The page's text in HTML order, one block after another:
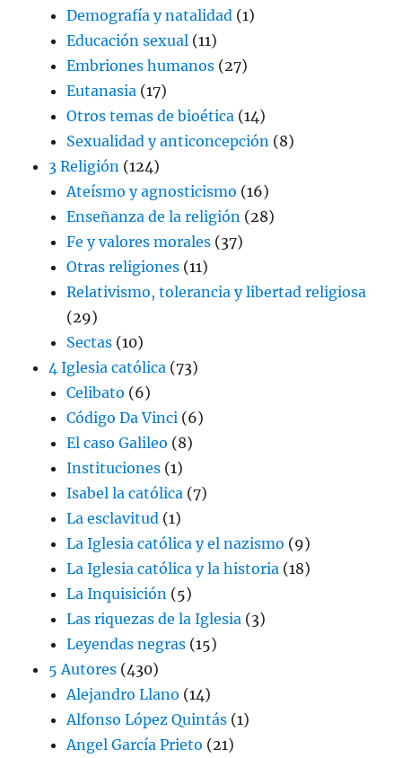
Demografía y natalidad (1)
Educación sexual (11)
Embriones humanos (27)
Eutanasia (17)
Otros temas de bioética (14)
Sexualidad y anticoncepción (8)
3 Religión (124)
Ateísmo y agnosticismo (16)
Enseñanza de la religión (28)
Fe y valores morales (37)
Otras religiones (11)
Relativismo, tolerancia y libertad religiosa
(29)
Sectas (10)
4 Iglesia católica (73)
Celibato (6)
Código Da Vinci (6)
El caso Galileo (8)
Instituciones (1)
Isabel la católica (7)
La esclavitud (1)
La Iglesia católica y el nazismo (9)
La Iglesia católica y la historia (18)
La Inquisición (5)
Las riquezas de la Iglesia (3)
Leyendas negras (15)
5 Autores (430)
Alejandro Llano (14)
Alfonso López Quintás (1)
Angel García Prieto (21)